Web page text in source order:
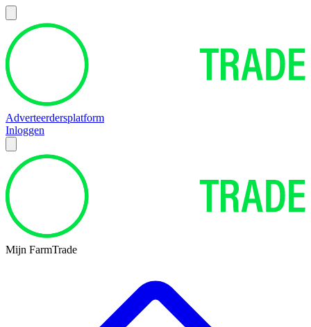
Adverteerdersplatform
Inloggen
Mijn FarmTrade